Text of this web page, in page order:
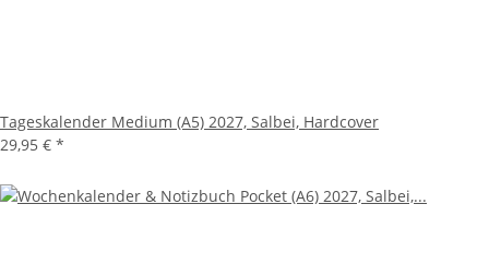
Tageskalender Medium (A5) 2027, Salbei, Hardcover
29,95 € *